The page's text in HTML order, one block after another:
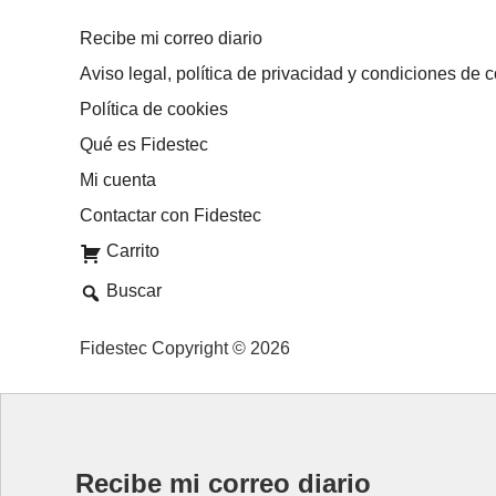
Recibe mi correo diario
Aviso legal, política de privacidad y condiciones de
Política de cookies
Qué es Fidestec
Mi cuenta
Contactar con Fidestec
Carrito
Buscar
Fidestec Copyright © 2026
Recibe mi correo diario